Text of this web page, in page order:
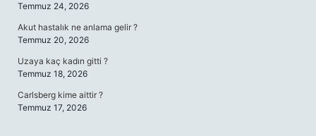
Temmuz 24, 2026
Akut hastalık ne anlama gelir ?
Temmuz 20, 2026
Uzaya kaç kadın gitti ?
Temmuz 18, 2026
Carlsberg kime aittir ?
Temmuz 17, 2026